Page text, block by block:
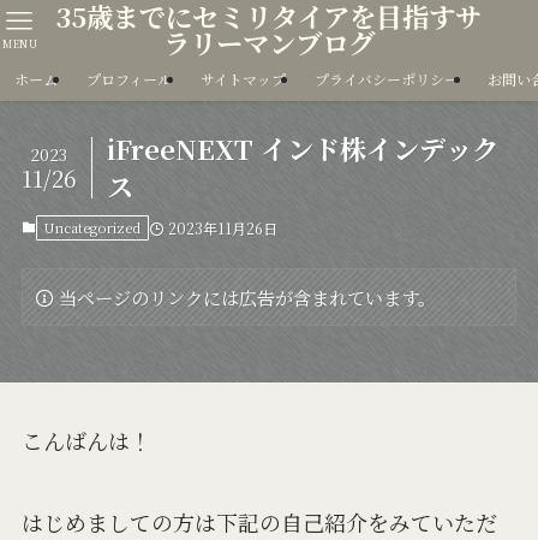
35歳までにセミリタイアを目指すサ
ラリーマンブログ
MENU
ホーム プロフィール サイトマップ プライバシーポリシー お問い
iFreeNEXT インド株インデック
ス
2023
11/26
Uncategorized 2023年11月26日
当ページのリンクには広告が含まれています。
こんばんは！
はじめましての方は下記の自己紹介をみていただ